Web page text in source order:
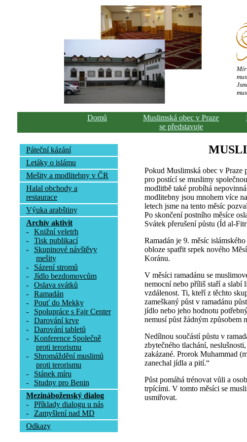
Mír
Domů
Muslimská obec v Praze
se představuje
Páteční kázání
Letáky o islámu
Mešity a modlitebny v ČR
Halal obchody a
restaurace
Výuka arabštiny
Archív aktivit
-
Knižní veletrh
-
Tisk publikací
-
Skupinové návštěvy
mešity
-
Sázení stromů
-
Jídlo bezdomovcům
-
Oslava svátků
-
Ramadán
-
Pouť do Mekky
-
Spolupráce s Fajr Center
-
Darování krve
-
Darování tabletů
-
Konference Společně
proti terorismu
-
Shromáždění muslimů
proti terorismu
-
Stánek míru
-
Studny pro Benin
Mezináboženský dialog
-
Příklady dialogu u nás
-
Zamyšlení nad MD
Odkazy
Pokud Muslimská obec v Praze
pro postící se muslimy
modlitbě také probíhá
modlitebny jsou mnohem více
letech jsme na tento měsíc
Po skončení postního měsíce
Svátek přerušení půstu (Íd al-
Ramadán je 9. měsíc
obloze spatřit srpek nového
Koránu.
V měsíci ramadánu se
nemocní nebo příliš staří a slabí
vzdálenost. Ti, kteří z těchto
zameškaný půst v ramadánu
jídlo nebo jeho hodnotu
nemusí půst žádným způsobem
Nedílnou součástí půstu v
zbytečného tlachání,
zakázané. Prorok Muhammad
zanechal jídla a pití.“
Půst pomáhá trénovat vůli a
trpícími. V tomto měsíci se
usmiřovat.